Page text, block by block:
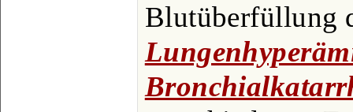
Blutüberfüllung